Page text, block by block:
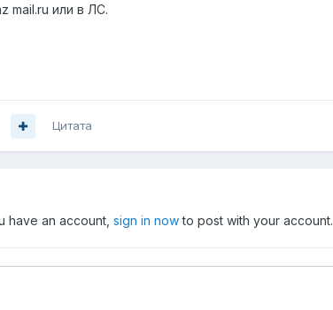
mail.ru или в ЛС.
Цитата
have an account, sign in nowto post with your account.